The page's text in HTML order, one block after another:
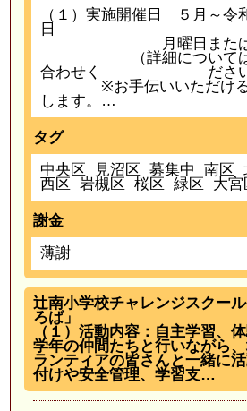
（１）実施開催日 ５月～令
日
月曜日または土
（詳細については、
合わせく ださい
※お手伝いいただける
します。…
タグ
中央区
見沼区 募集中 南区
西区 岩槻区 桜区 緑区 大宮
謝金
薄謝
辻南小学校チャレンジスクー
ろば」
（１）活動内容：自主学習、
学年の仲間たちと行いながら
ランティアの皆さんと一緒に
付けや安全管理、学習支…